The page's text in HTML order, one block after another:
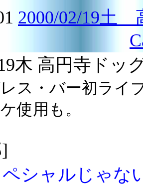
2000/02/19土
木 高円寺ドッ
ス・バー初ライ
使用も。
ペシャルじゃな